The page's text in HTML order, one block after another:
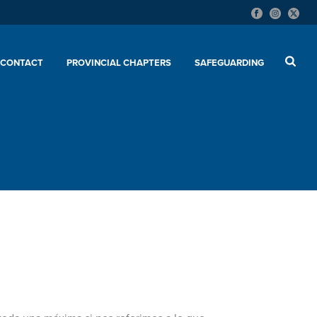
CONTACT PROVINCIAL CHAPTERS SAFEGUARDING